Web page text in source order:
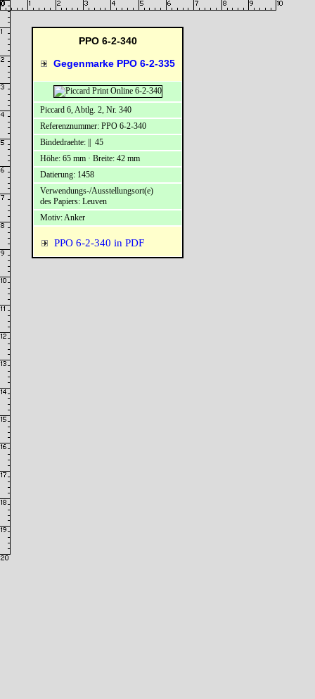
PPO 6-2-340
Gegenmarke PPO 6-2-335
PPO 6-2-340 in PDF
Piccard 6, Abtlg. 2, Nr. 340
Referenznummer: PPO 6-2-340
Bindedraehte: || 45
Höhe: 65 mm · Breite: 42 mm
Datierung: 1458
Verwendungs-/Ausstellungsort(e)
des Papiers: Leuven
Motiv: Anker